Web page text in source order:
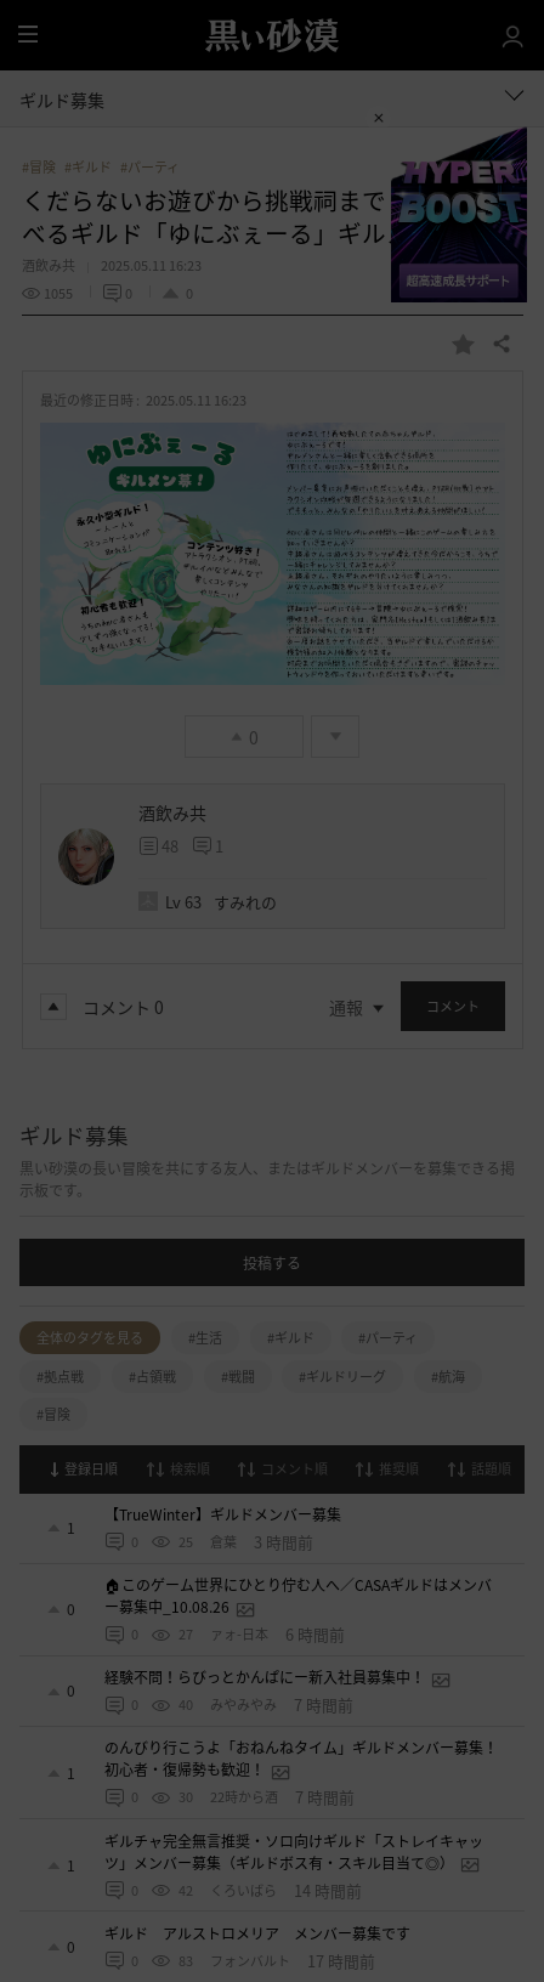
全
体
ギルド募集
#冒険 #ギルド #パーティ
くだらないお遊びから挑戦祠まで！幅広く遊
べるギルド「ゆにぶぇーる」ギルメン募！
酒飲み共
2025.05.11 16:23
1055
0 0
お
入
り
共有する
最近の修正日時 : 2025.05.11 16:23
0
酒飲み共
48 1
Lv 63 すみれの
コメント 0 通報 コメント
ギルド募集
黒い砂漠の長い冒険を共にする友人、またはギルドメンバーを募集できる掲
示板です。
投稿する
全体のタグを見る #生活 #ギルド
#パーティ
#拠点戦
#占領戦 #戦闘 #ギルドリーグ
#航海
#冒険
登録日順 検索順 コメント順 推奨順 話題順
1
【TrueWinter】ギルドメンバー募集
0 25 倉葉 3 時間前
0
🏠このゲーム世界にひとり佇む人へ／CASAギルドはメンバ
ー募集中_10.08.26
0 27 ァォ-日本 6 時間前
0
経験不問！らびっとかんぱにー新入社員募集中！
0 40 みやみやみ 7 時間前
1
のんびり行こうよ「おねんねタイム」ギルドメンバー募集！
初心者・復帰勢も歓迎！
0 30 22時から酒 7 時間前
1
ギルチャ完全無言推奨・ソロ向けギルド「ストレイキャッ
ツ」メンバー募集（ギルドボス有・スキル目当て◎）
0 42 くろいばら 14 時間前
0
ギルド アルストロメリア メンバー募集です
0 83 フォンバルト 17 時間前